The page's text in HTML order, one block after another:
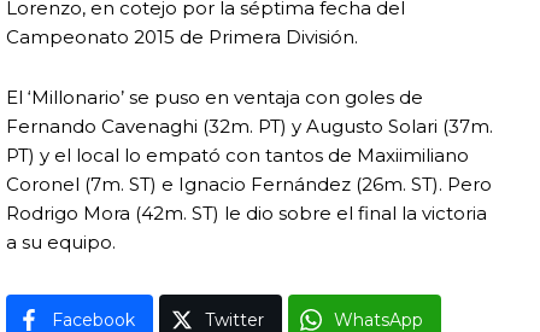
Lorenzo, en cotejo por la séptima fecha del
Campeonato 2015 de Primera División.
El ‘Millonario’ se puso en ventaja con goles de
Fernando Cavenaghi (32m. PT) y Augusto Solari (37m.
PT) y el local lo empató con tantos de Maxiimiliano
Coronel (7m. ST) e Ignacio Fernández (26m. ST). Pero
Rodrigo Mora (42m. ST) le dio sobre el final la victoria
a su equipo.
Facebook Twitter WhatsApp